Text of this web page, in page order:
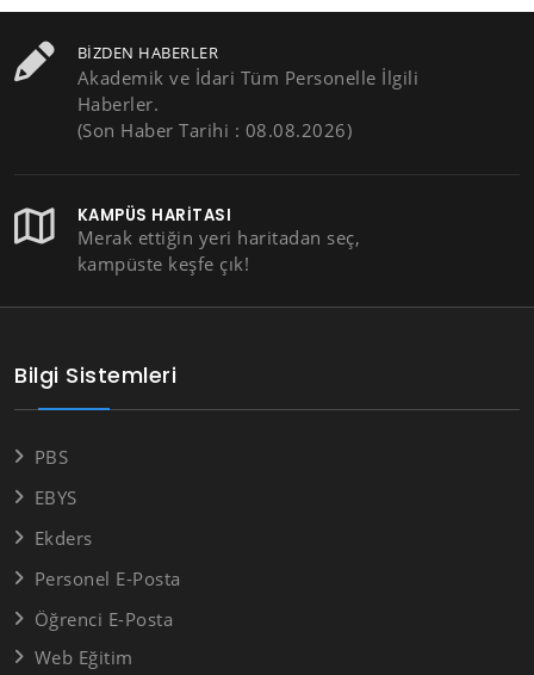
BIZDEN HABERLER
Akademik ve İdari Tüm Personelle İlgili
Haberler.
(Son Haber Tarihi : 08.08.2026)
KAMPÜS HARITASI
Merak ettiğin yeri haritadan seç,
kampüste keşfe çık!
Bilgi Sistemleri
PBS
EBYS
Ekders
Personel E-Posta
Öğrenci E-Posta
Web Eğitim